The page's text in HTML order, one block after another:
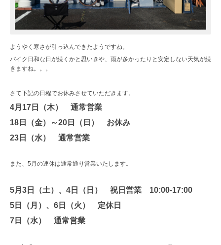
ようやく寒さが引っ込んできたようですね。
バイク日和な日が続くかと思いきや、雨が多かったりと安定しない天気が続
きますね。。。
さて下記の日程でお休みさせていただきます。
4月17日（木） 通常営業
18日（金）～20日（日） お休み
23日（水） 通常営業
また、5月の連休は通常通り営業いたします。
5月3日（土）、4日（日） 祝日営業 10:00-17:00
5日（月）、6日（火） 定休日
7日（水） 通常営業